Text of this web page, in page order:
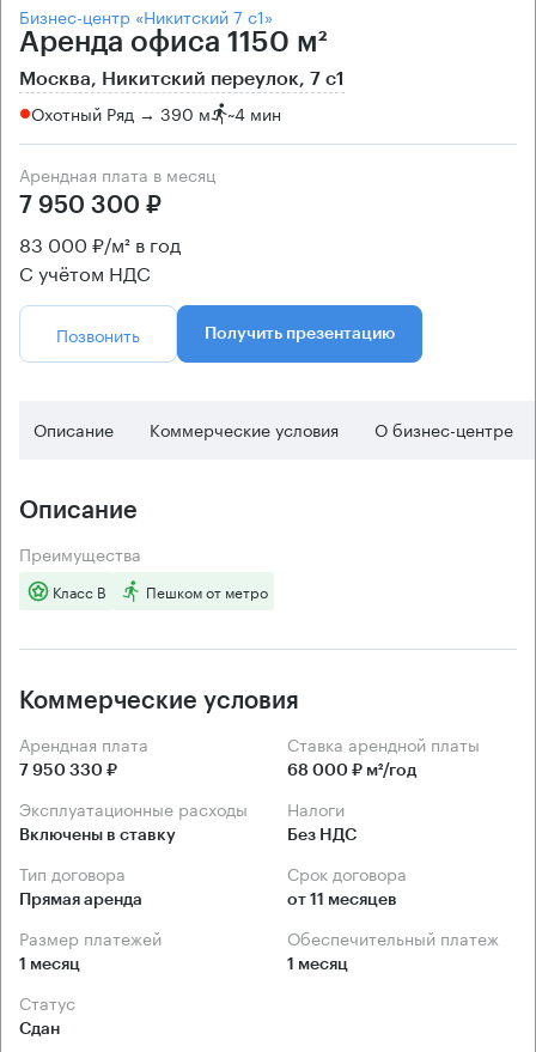
Бизнес-центр «Никитский 7 с1»
Аренда офиса 1150 м²
Москва, Никитский переулок, 7 с1
Охотный Ряд → 390 м ~4 мин
Арендная плата в месяц
7 950 300 ₽
83 000 ₽/м² в год
С учётом НДС
Позвонить Получить презентацию
Описание Коммерческие условия О бизнес-центре
Описание
Преимущества
Класс B Пешком от метро
Коммерческие условия
Арендная плата
7 950 330 ₽
Ставка арендной платы
68 000 ₽ м²/год
Эксплуатационные расходы
Включены в ставку
Налоги
Без НДС
Тип договора
Прямая аренда
Срок договора
от 11 месяцев
Размер платежей
1 месяц
Обеспечительный платеж
1 месяц
Статус
Сдан